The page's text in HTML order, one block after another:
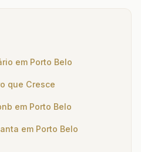
em Porto Belo
que Cresce
em Porto Belo
em Porto Belo